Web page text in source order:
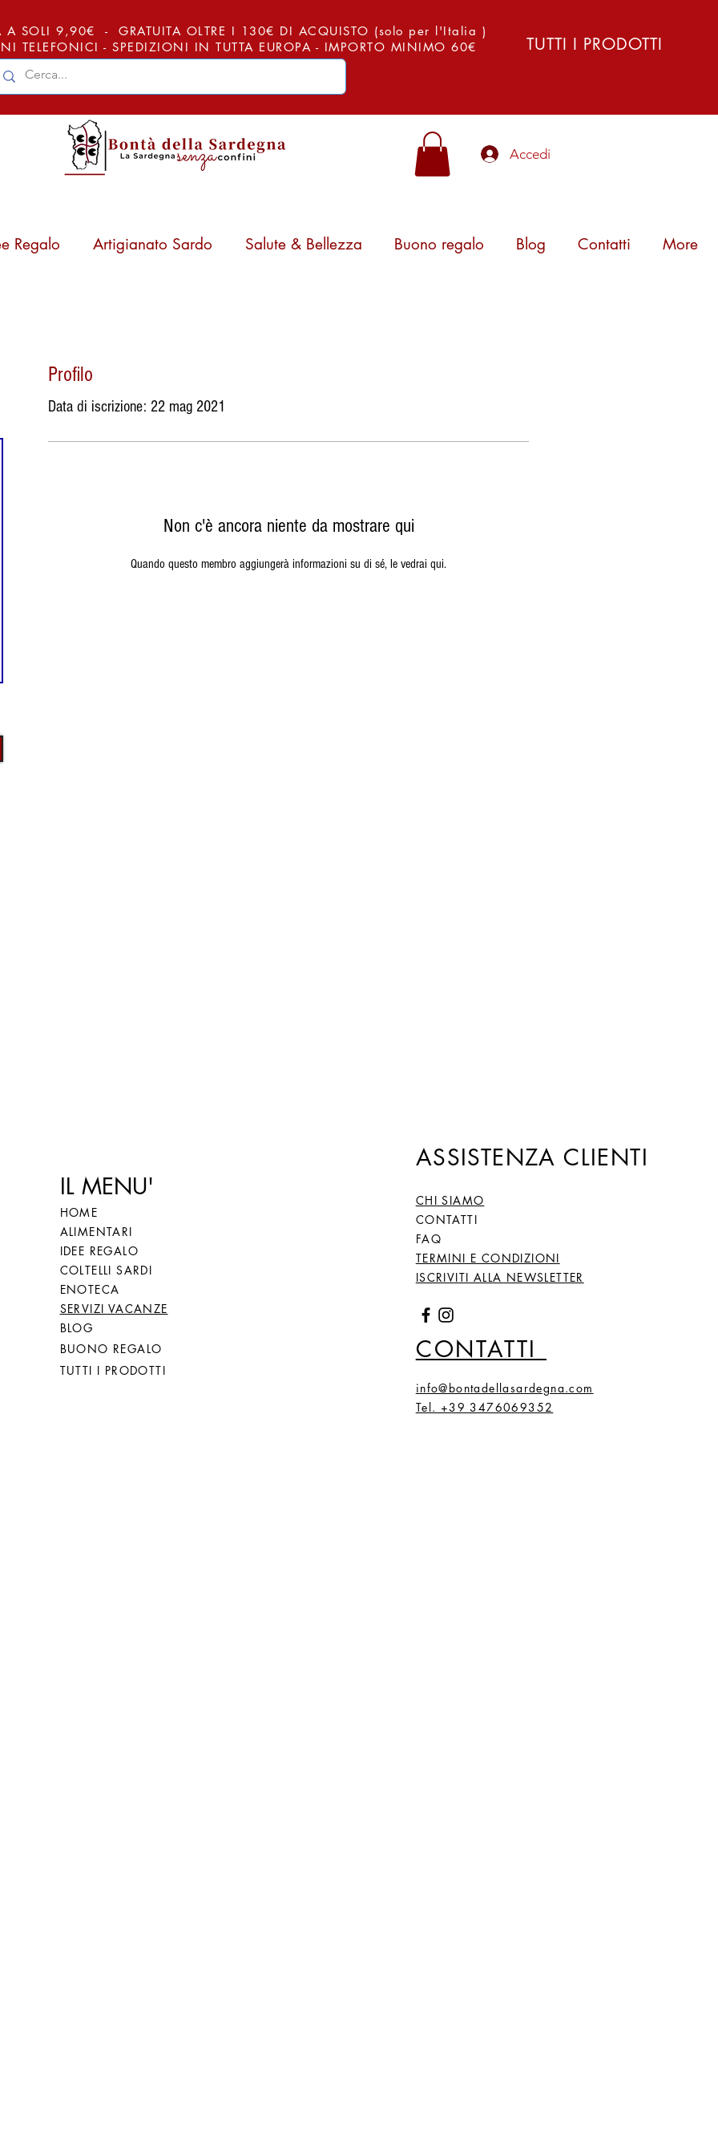
A SOLI 9,90€ - GRATUITA OLTRE I 130€ DI ACQUISTO (solo per l'Italia )
TELEFONICI - SPEDIZIONI IN TUTTA EUROPA - IMPORTO MINIMO 60€
TUTTI I PRODOTTI
Accedi
Regalo Artigianato Sardo Salute & Bellezza Buono regalo Blog Contatti More
Profilo
Data di iscrizione: 22 mag 2021
Non c'è ancora niente da mostrare qui
Quando questo membro aggiungerà informazioni su di sé, le vedrai qui.
IL MENU'
HOME
ALIMENTARI
IDEE REGALO
COLTELLI SARDI
ENOTECA
SERVIZI VACANZE
BLOG
BUONO REGALO
TUTTI I PRODOTTI
ASSISTENZA CLIENTI
CHI SIAMO
CONTATTI
FAQ
TERMINI E CONDIZIONI
ISCRIVITI ALLA NEWSLETTER
CONTATTI
info@bontadellasardegna.com
Tel. +39 3476069352